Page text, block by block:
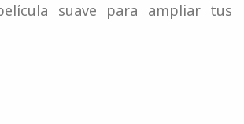
suave para ampliar tus